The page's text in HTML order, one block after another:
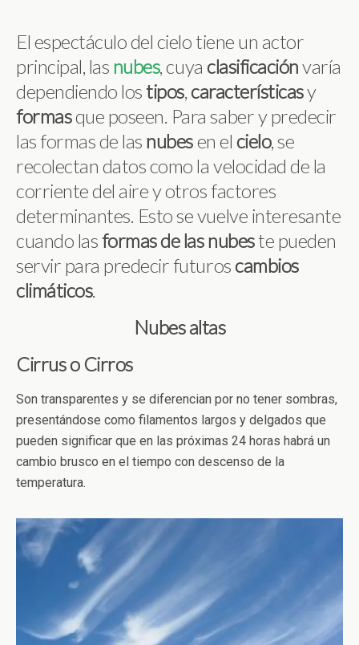
El espectáculo del cielo tiene un actor
principal, las nubes, cuyaclasificaciónvaría
dependiendo lostipos,característicasy
formasque poseen. Para saber y predecir
las formas de las nubesen el cielo, se
recolectan datos como la velocidad de la
corriente del aire y otros factores
determinantes. Esto se vuelve interesante
cuando lasformas de las nubeste pueden
servir para predecir futuroscambios
climáticos.
Nubes altas
Cirrus o Cirros
Son transparentes y se diferencian por no tener sombras,
presentándose como filamentos largos y delgados que
pueden significar que en las próximas 24 horas habrá un
cambio brusco en el tiempo con descenso de la
temperatura.